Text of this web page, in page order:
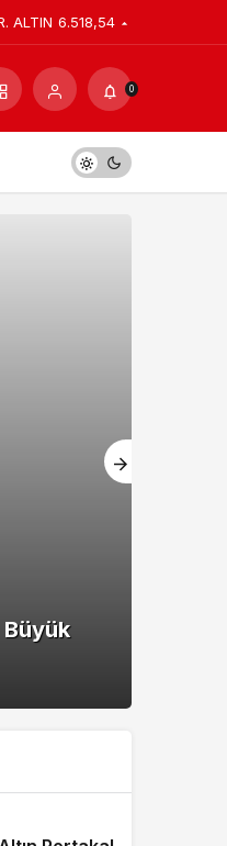
ALTIN 6.518,54
0
Büyük